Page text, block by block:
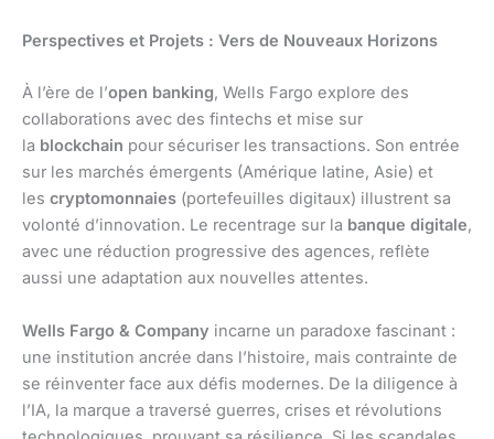
Perspectives et Projets : Vers de Nouveaux Horizons
À l’ère de l’open banking, Wells Fargo explore des
collaborations avec des fintechs et mise sur
la blockchain pour sécuriser les transactions. Son entrée
sur les marchés émergents (Amérique latine, Asie) et
les cryptomonnaies (portefeuilles digitaux) illustrent sa
volonté d’innovation. Le recentrage sur la banque digitale,
avec une réduction progressive des agences, reflète
aussi une adaptation aux nouvelles attentes.
Wells Fargo & Company incarne un paradoxe fascinant :
une institution ancrée dans l’histoire, mais contrainte de
se réinventer face aux défis modernes. De la diligence à
l’IA, la marque a traversé guerres, crises et révolutions